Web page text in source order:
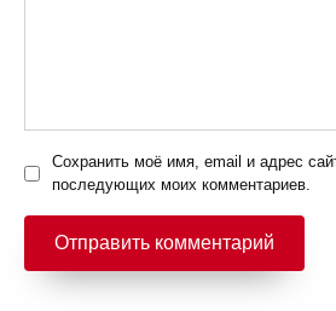
Сохранить моё имя, email и адрес
последующих моих комментариев.